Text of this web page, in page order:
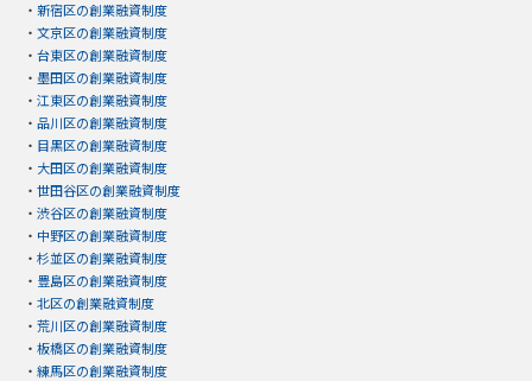
・ 新宿区の創業融資制度
・ 文京区の創業融資制度
・ 台東区の創業融資制度
・ 墨田区の創業融資制度
・ 江東区の創業融資制度
・ 品川区の創業融資制度
・ 目黒区の創業融資制度
・ 大田区の創業融資制度
・ 世田谷区の創業融資制度
・ 渋谷区の創業融資制度
・ 中野区の創業融資制度
・ 杉並区の創業融資制度
・ 豊島区の創業融資制度
・ 北区の創業融資制度
・ 荒川区の創業融資制度
・ 板橋区の創業融資制度
・ 練馬区の創業融資制度